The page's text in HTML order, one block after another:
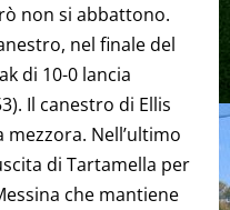
non si abbattono.
nel finale del
di 10-0 lancia
Il canestro di Ellis
Nell’ultimo
di Tartamella per
che mantiene